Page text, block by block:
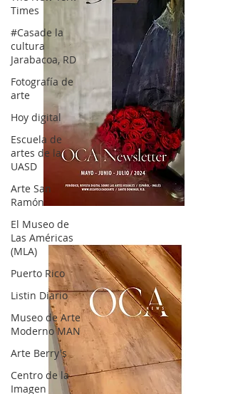
Times
#Casade la
cultura
Jarabacoa, RD
Fotografía de
arte
Hoy digital
Escuela de
artes de la
UASD
Arte San
Ramón
El Museo de
Las Américas
(MLA)
Puerto Rico
Listin Diario
Museo de Arte
Moderno MAN
Arte Berry's
Centro de la
Imagen